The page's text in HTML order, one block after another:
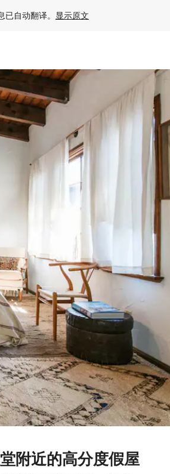
已自动翻译。 显示原文
附近的高分度假屋